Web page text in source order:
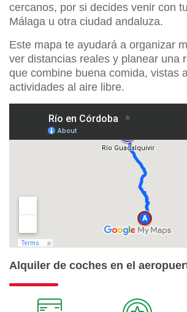
cercanos, por si decides venir con
Málaga u otra ciudad andaluza.
Este mapa te ayudará a organizar
ver distancias reales y planear una
que combine buena comida, vistas
actividades al aire libre.
Alquiler de coches en el